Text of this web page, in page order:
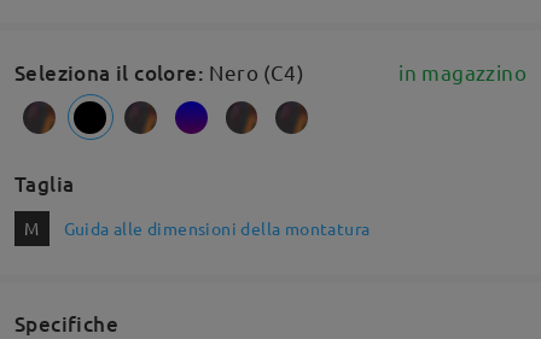
Seleziona il colore: Nero (C4) in magazzino
Taglia
M Guida alle dimensioni della montatura
Specifiche